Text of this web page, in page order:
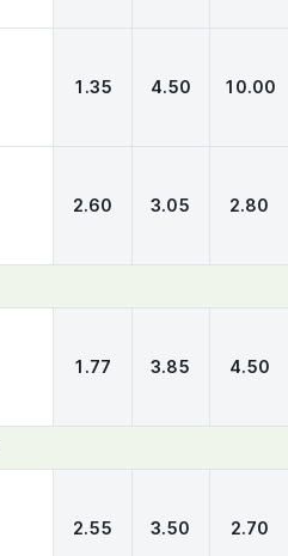
1.35 4.50 10.00
2.60 3.05 2.80
1.77 3.85 4.50
2.55 3.50 2.70